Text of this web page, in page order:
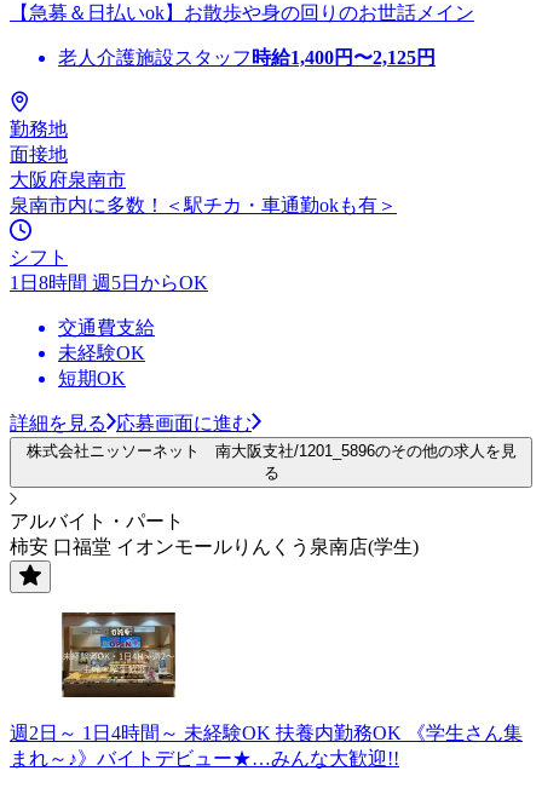
【急募＆日払いok】お散歩や身の回りのお世話メイン
老人介護施設スタッフ 時給1,400円〜2,125円
勤務地
面接地
大阪府泉南市
泉南市内に多数！＜駅チカ・車通勤okも有＞
シフト
1日8時間 週5日からOK
交通費支給
未経験OK
短期OK
詳細を見る 応募画面に進む
株式会社ニッソーネット 南大阪支社/1201_5896のその他の求人を見
る
アルバイト・パート
柿安 口福堂 イオンモールりんくう泉南店(学生)
週2日～ 1日4時間～ 未経験OK 扶養内勤務OK 《学生さん集
まれ～♪》バイトデビュー★…みんな大歓迎!!